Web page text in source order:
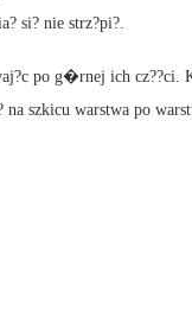
si? nie strz?pi?.
po g�rnej ich cz??ci.
szkicu warstwa po